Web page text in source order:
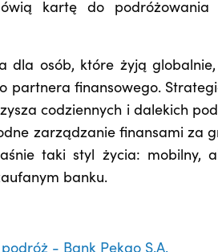
kartę do
dla osób, które żyją
partnera finansowego.
codziennych i dalekich
zarządzanie finansami za
taki styl życia: mobilny,
banku.